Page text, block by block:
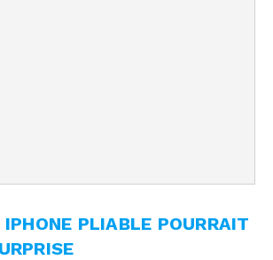
IPHONE PLIABLE POURRAIT